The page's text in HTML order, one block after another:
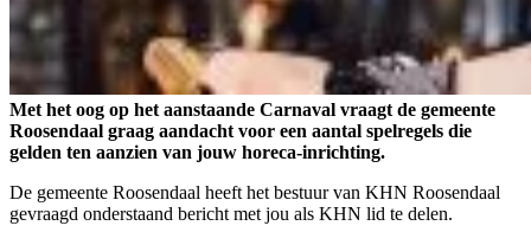
Met het oog op het aanstaande Carnaval vraagt de gemeente
Roosendaal graag aandacht voor een aantal spelregels die
gelden ten aanzien van jouw horeca-inrichting.
De gemeente Roosendaal heeft het bestuur van KHN Roosendaal
gevraagd onderstaand bericht met jou als KHN lid te delen.